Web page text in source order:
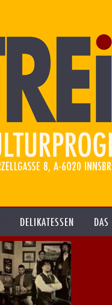
DELIKATESSEN